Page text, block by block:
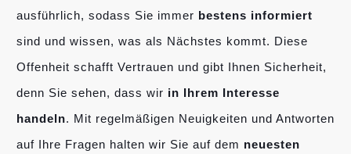
ausführlich, sodass Sie immer bestens informiert
sind und wissen, was als Nächstes kommt. Diese
Offenheit schafft Vertrauen und gibt Ihnen Sicherheit,
denn Sie sehen, dass wir in Ihrem Interesse
handeln. Mit regelmäßigen Neuigkeiten und Antworten
auf Ihre Fragen halten wir Sie auf dem neuesten